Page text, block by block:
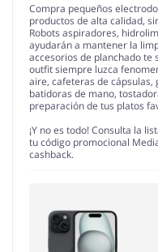
Compra pequeños
productos de alta calidad,
Robots aspiradores,
ayudarán a mantener la
accesorios de planchado
outfit siempre luzca
aire, cafeteras de
batidoras de mano,
preparación de tus platos
¡Y no es todo! Consulta la
tu código promocional
cashback.